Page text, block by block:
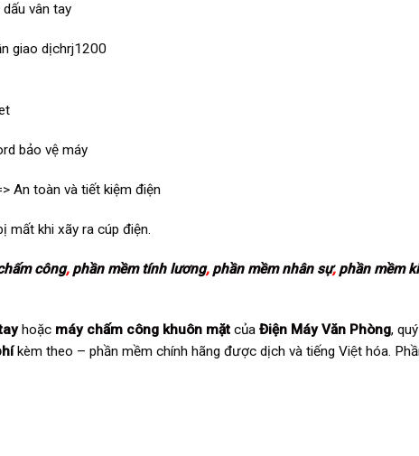
vân tay
giao dịchrj1200
bảo vệ máy
An toàn và tiết kiệm điện
mất khi xãy ra cúp điện.
công, phần mềm tính lương, phần mềm nhân sự, phần mềm
hoặc máy chấm công khuôn mặt của Điện Máy Văn Phòng,
kèm theo – phần mềm chính hãng được dịch và tiếng Việt hóa.